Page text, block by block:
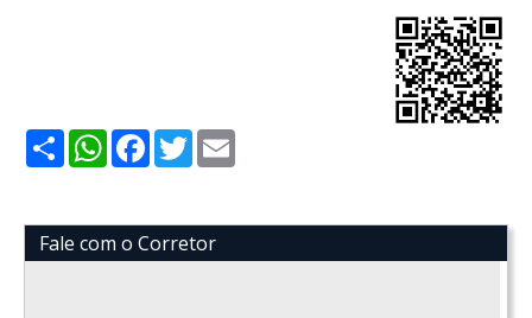
ShareWhatsApp
Facebook
Twitter
Fale com o Corretor